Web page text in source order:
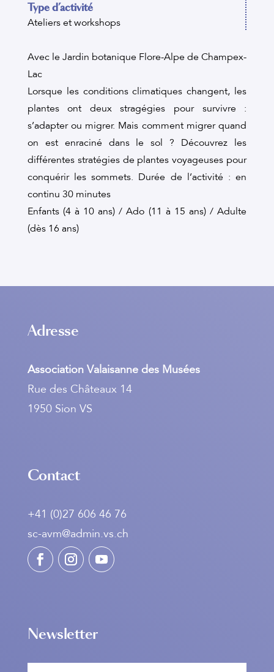
Type d’activité
Ateliers et workshops
Avec le Jardin botanique Flore-Alpe de Champex-
Lac
Lorsque les conditions climatiques changent, les
plantes ont deux stragégies pour survivre :
s’adapter ou migrer. Mais comment migrer quand
on est enraciné dans le sol ? Découvrez les
différentes stratégies de plantes voyageuses pour
conquérir les sommets. Durée de l’activité : en
continu 30 minutes
Enfants (4 à 10 ans) / Ado (11 à 15 ans) / Adulte
(dès 16 ans)
Adresse
Association Valaisanne des Musées
Rue des Châteaux 14
1950 Sion VS
Contact
+41 (0)27 606 46 76
sc-avm@admin.vs.ch
Newsletter